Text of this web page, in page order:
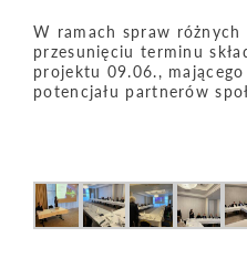
W ramach spraw
przesunięciu terminu
projektu 09.06.,
potencjału partnerów